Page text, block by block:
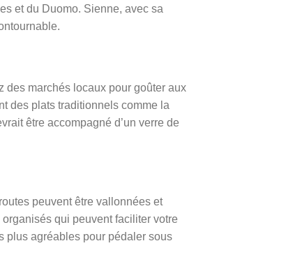
et du Duomo. Sienne, avec sa
des marchés locaux pour goûter aux
des plats traditionnels comme la
être accompagné d’un verre de
peuvent être vallonnées et
qui peuvent faciliter votre
plus agréables pour pédaler sous